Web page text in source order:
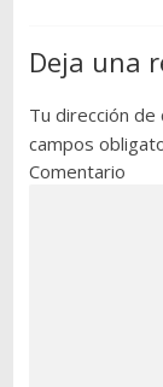
Deja una
Tu dirección
campos
Comentario